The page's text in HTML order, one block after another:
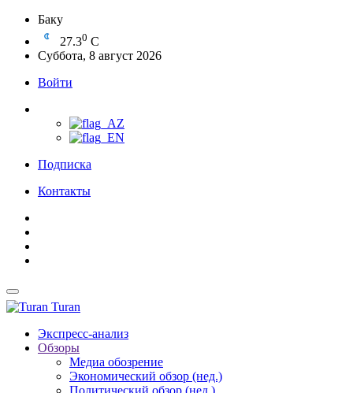
Баку
27.30 C
Суббота, 8 август 2026
Войти
Подписка
Контакты
Turan
Экспресс-анализ
Обзоры
Медиа обозрение
Экономический обзор (нед.)
Политический обзор (нед.)